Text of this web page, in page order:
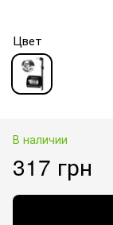
Цвет
В наличии
317 грн